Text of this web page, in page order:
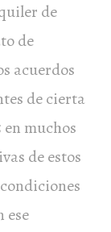
de
de
acuerdos
de cierta
en muchos
de estos
ese